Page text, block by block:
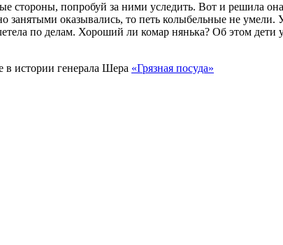
стороны, попробуй за ними уследить. Вот и решила
занятыми оказывались, то петь колыбельные не
по делам. Хороший ли комар нянька? Об этом дети
в истории генерала Шера «Грязная посуда»